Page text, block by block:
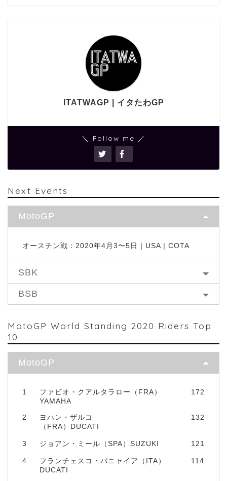
ITATWAGP | イタたわGP
＼ Follow me ／
Next Events
MotoGP
オースチン戦：2020年4月3〜5日 | USA | COTA
SBK
BSB
MotoGP World Standing 2020 Riders Top
10
MotoGP
1
ファビオ・クアルタラロー（FRA）
YAMAHA
172
2
ヨハン・ザルコ
（FRA）DUCATI
132
3 ジョアン・ミール（SPA）SUZUKI 121
4
フランチェスコ・バニャイア（ITA）
DUCATI
114